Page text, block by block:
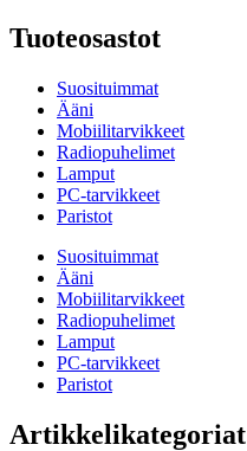
Tuoteosastot
Suosituimmat
Ääni
Mobiilitarvikkeet
Radiopuhelimet
Lamput
PC-tarvikkeet
Paristot
Suosituimmat
Ääni
Mobiilitarvikkeet
Radiopuhelimet
Lamput
PC-tarvikkeet
Paristot
Artikkelikategoriat